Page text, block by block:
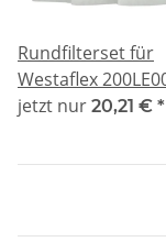
Rundfilterset für
Westaflex
kompatibel 3x G4
jetzt nur 20,21 € *